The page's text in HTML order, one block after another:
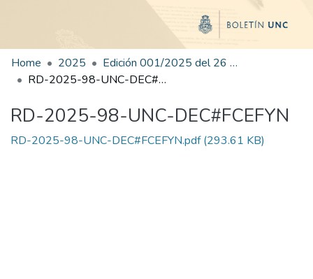
Home 2025
Edición 001/2025 del 26 de mayo de 2025
RD-2025-98-UNC-DEC#FCEFYN
RD-2025-98-UNC-DEC#FCEFYN
RD-2025-98-UNC-DEC#FCEFYN.pdf(293.61 KB)